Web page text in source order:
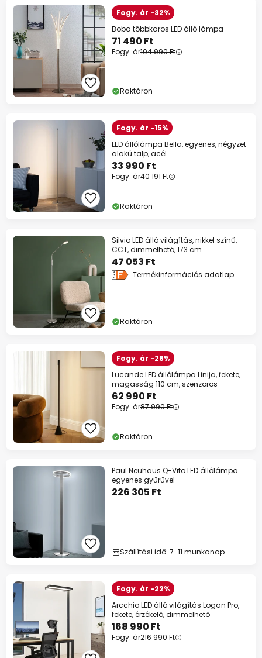
Fogy. ár -32%
Boba többkaros LED álló lámpa
71 490 Ft
Fogy. ár104 990 Ft
Raktáron
Fogy. ár -15%
LED állólámpa Bella, egyenes, négyzet
alakú talp, acél
33 990 Ft
Fogy. ár40 191 Ft
Raktáron
Silvio LED álló világítás, nikkel színű,
CCT, dimmelhető, 173 cm
47 053 Ft
Termékinformációs adatlap
Raktáron
Fogy. ár -28%
Lucande LED állólámpa Linija, fekete,
magasság 110 cm, szenzoros
62 990 Ft
Fogy. ár87 990 Ft
Raktáron
Paul Neuhaus Q-Vito LED állólámpa
egyenes gyűrűvel
226 305 Ft
Szállítási idő: 7-11 munkanap
Fogy. ár -22%
Arcchio LED álló világítás Logan Pro,
fekete, érzékelő, dimmelhető
168 990 Ft
Fogy. ár216 990 Ft